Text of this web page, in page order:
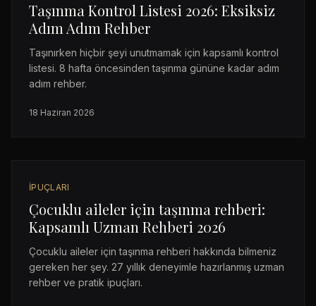
Taşınma Kontrol Listesi 2026: Eksiksiz
Adım Adım Rehber
Taşınırken hiçbir şeyi unutmamak için kapsamlı kontrol
listesi. 8 hafta öncesinden taşınma gününe kadar adım
adım rehber.
18 Haziran 2026
İPUÇLARI
Çocuklu aileler için taşınma rehberi:
Kapsamlı Uzman Rehberi 2026
Çocuklu aileler için taşınma rehberi hakkında bilmeniz
gereken her şey. 27 yıllık deneyimle hazırlanmış uzman
rehber ve pratik ipuçları.